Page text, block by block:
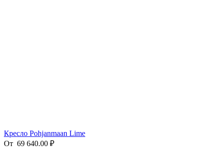
Кресло Pohjanmaan Lime
От 69 640.00 ₽